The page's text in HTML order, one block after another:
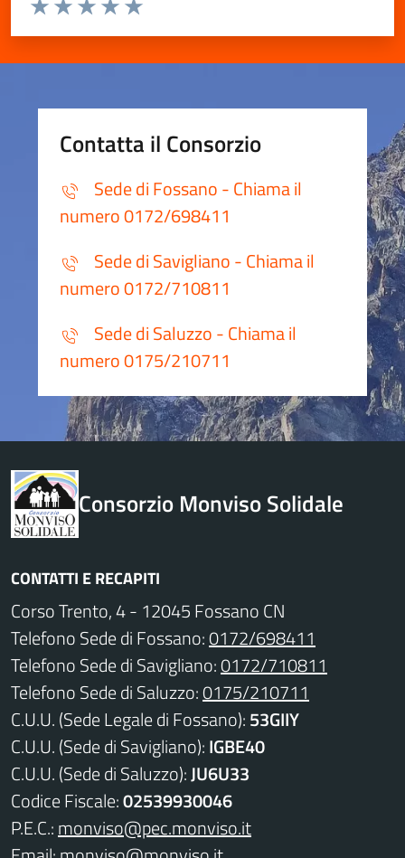
Valuta 5 stelle su 5
Valuta 4 stelle su 5
Valuta 3 stelle su 5
Valuta 2 stelle su 5
Valuta 1 stelle su 5
Contatta il Consorzio
Sede di Fossano - Chiama il
numero 0172/698411
Sede di Savigliano - Chiama il
numero 0172/710811
Sede di Saluzzo - Chiama il
numero 0175/210711
Consorzio Monviso Solidale
CONTATTI E RECAPITI
Corso Trento, 4 - 12045 Fossano CN
Telefono Sede di Fossano:0172/698411
Telefono Sede di Savigliano:0172/710811
Telefono Sede di Saluzzo:0175/210711
C.U.U. (Sede Legale di Fossano):53GIIY
C.U.U. (Sede di Savigliano):IGBE40
C.U.U. (Sede di Saluzzo):JU6U33
Codice Fiscale:02539930046
P.E.C.:monviso@pec.monviso.it